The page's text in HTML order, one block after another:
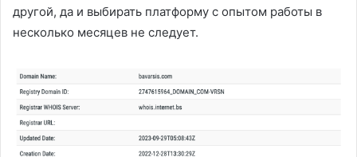
другой, да и выбирать платформу с опытом работы в
несколько месяцев не следует.